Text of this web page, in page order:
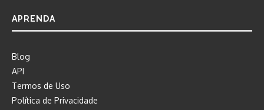
APRENDA
Blog
API
Termos de Uso
Política de Privacidade